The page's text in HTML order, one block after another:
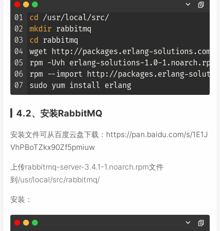
01
02
03
04
05
06
07
cd
mkdir
cd rabbitmq
wget http://packages.erlang-solutions.com/
rpm -Uvh erlang-solutions-1.0-1.noarch.rpm
rpm --import http://packages.erlang-
4.2、安装RabbitMQ
安装文件可从百度云盘下载： https://pan.baidu.com/s/1E1J
VhPBoTZkx90Zf5pmiuw
上传rabbitmq-server-3.4.1-1.noarch.rpm文件
到/usr/local/src/rabbitmq/
安装：